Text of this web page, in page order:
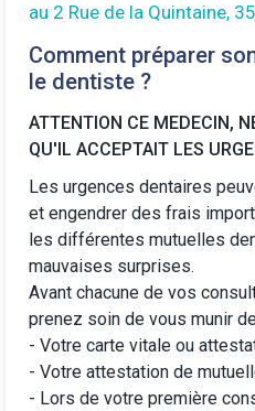
au 2 Rue de la Quintaine,
Comment préparer
le dentiste ?
ATTENTION CE MEDECIN,
QU'IL ACCEPTAIT LES
Les urgences dentaires
et engendrer des frais
les différentesmutuelles
mauvaises surprises.
Avant chacune de vos
prenez soin de vous munir
- Votre carte vitale ou
- Votre attestation de
- Lors de votre première